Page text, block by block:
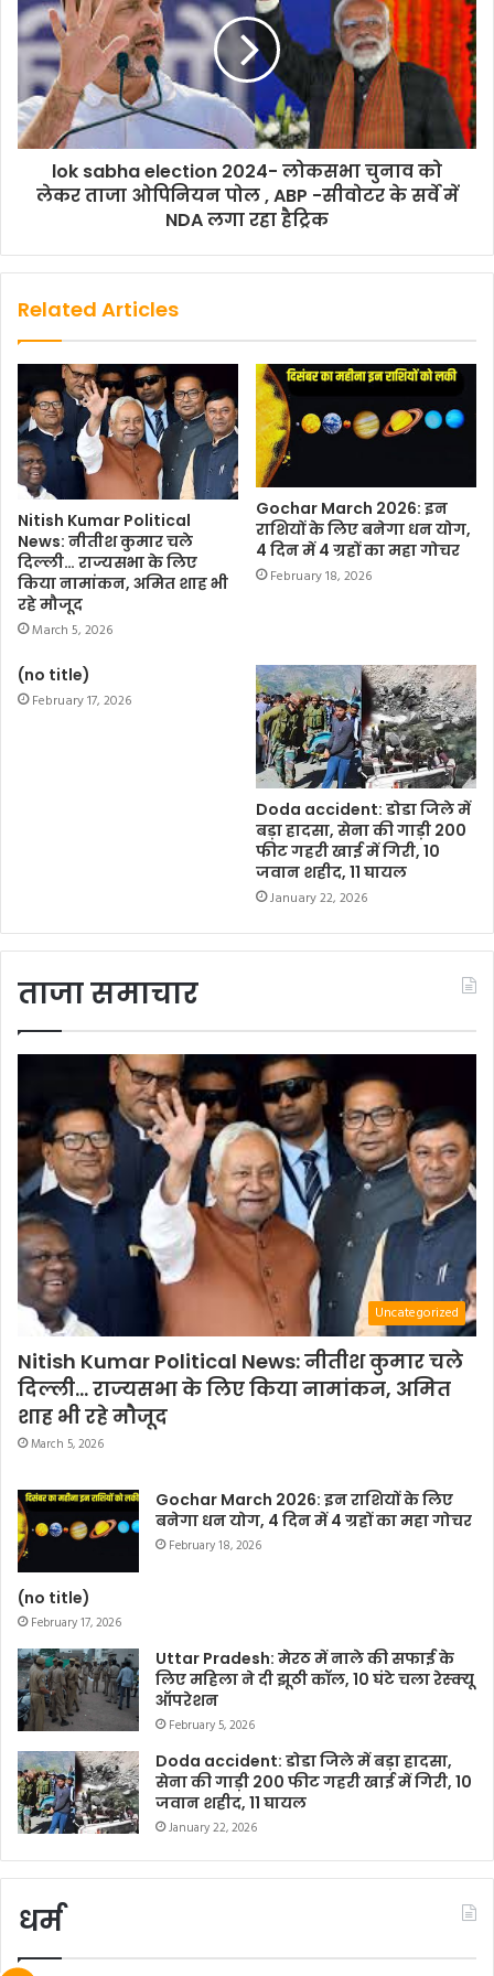
lok sabha election 2024- लोकसभा चुनाव को
लेकर ताजा ओपिनियन पोल , ABP -सीवोटर के सर्वे में
NDA लगा रहा हैट्रिक
Related Articles
Nitish Kumar Political
News: नीतीश कुमार चले
दिल्ली… राज्यसभा के लिए
किया नामांकन, अमित शाह भी
रहे मौजूद
March 5, 2026
Gochar March 2026: इन
राशियों के लिए बनेगा धन योग,
4 दिन में 4 ग्रहों का महा गोचर
February 18, 2026
(no title)
February 17, 2026
Doda accident: डोडा जिले में
बड़ा हादसा, सेना की गाड़ी 200
फीट गहरी खाई में गिरी, 10
जवान शहीद, 11 घायल
January 22, 2026
ताजा समाचार
Uncategorized
Nitish Kumar Political News: नीतीश कुमार चले
दिल्ली… राज्यसभा के लिए किया नामांकन, अमित
शाह भी रहे मौजूद
March 5, 2026
Gochar March 2026: इन राशियों के लिए
बनेगा धन योग, 4 दिन में 4 ग्रहों का महा गोचर
February 18, 2026
(no title)
February 17, 2026
Uttar Pradesh: मेरठ में नाले की सफाई के
लिए महिला ने दी झूठी कॉल, 10 घंटे चला रेस्क्यू
ऑपरेशन
February 5, 2026
Doda accident: डोडा जिले में बड़ा हादसा,
सेना की गाड़ी 200 फीट गहरी खाई में गिरी, 10
जवान शहीद, 11 घायल
January 22, 2026
धर्म